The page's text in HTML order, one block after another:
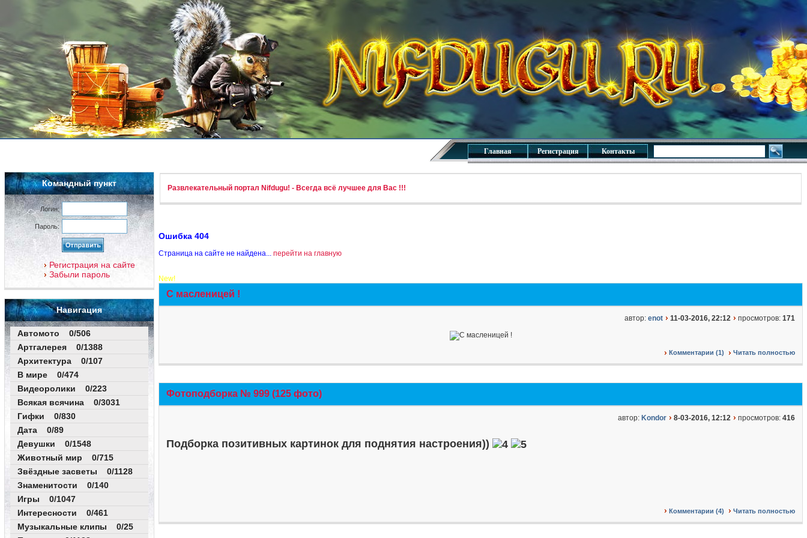
Главная Регистрация Контакты
Командный пункт
Логин:
Пароль:
Регистрация на сайте
Забыли пароль
Навигация
Автомото 0/506
Артгалерея 0/1388
Архитектура 0/107
В мире 0/474
Видеоролики 0/223
Всякая всячина 0/3031
Гифки 0/830
Дата 0/89
Девушки 0/1548
Животный мир 0/715
Звёздные засветы 0/1128
Знаменитости 0/140
Игры 0/1047
Интересности 0/461
Музыкальные клипы 0/25
Развлекательный портал Nifdugu! - Всегда всё лучшее для Вас !!!
Ошибка 404
Страница на сайте не найдена... перейти на главную
New!
С масленицей !
автор: enot 11-03-2016, 22:12 просмотров: 171
Комментарии (1) Читать полностью
Фотоподборка № 999 (125 фото)
автор: Kondor 8-03-2016, 12:12 просмотров: 416
Подборка позитивных картинок для поднятия настроения))
Комментарии (4) Читать полностью